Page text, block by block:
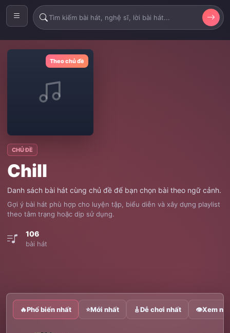
Theo chủ đề
CHỦ ĐỀ
Chill
Danh sách bài hát cùng chủ đề để bạn chọn bài theo ngữ cảnh.
Gợi ý bài hát phù hợp cho luyện tập, biểu diễn và xây dựng playlist
theo tâm trạng hoặc dịp sử dụng.
106
bài hát
🔥Phổ biến nhất ⭐Mới nhất 🎸Dễ chơi nhất 👁Xem